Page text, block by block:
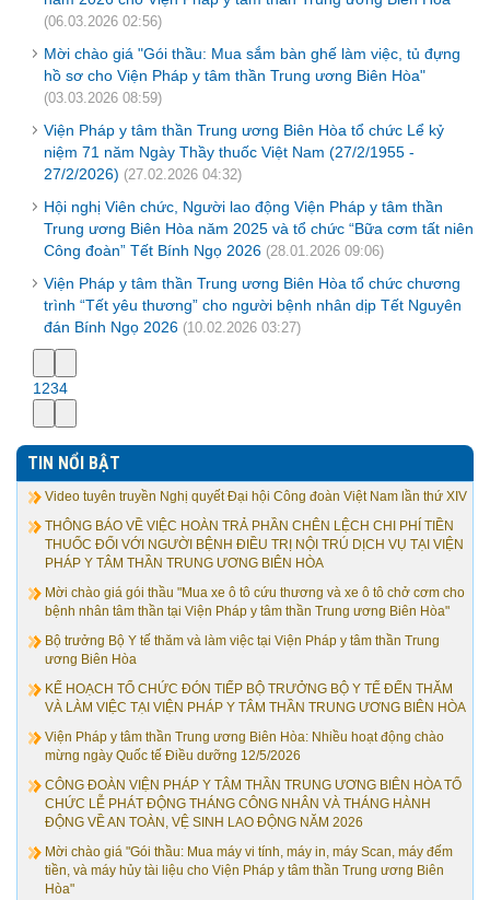
(06.03.2026 02:56)
Mời chào giá "Gói thầu: Mua sắm bàn ghế làm việc, tủ đựng
hồ sơ cho Viện Pháp y tâm thần Trung ương Biên Hòa"
(03.03.2026 08:59)
Viện Pháp y tâm thần Trung ương Biên Hòa tổ chức Lể kỷ
niệm 71 năm Ngày Thầy thuốc Việt Nam (27/2/1955 -
27/2/2026) (27.02.2026 04:32)
Hội nghị Viên chức, Người lao động Viện Pháp y tâm thần
Trung ương Biên Hòa năm 2025 và tổ chức “Bữa cơm tất niên
Công đoàn” Tết Bính Ngọ 2026 (28.01.2026 09:06)
Viện Pháp y tâm thần Trung ương Biên Hòa tổ chức chương
trình “Tết yêu thương” cho người bệnh nhân dịp Tết Nguyên
đán Bính Ngọ 2026 (10.02.2026 03:27)
1 234
TIN NỔI BẬT
Video tuyên truyền Nghị quyết Đại hội Công đoàn Việt Nam lần thứ XIV
THÔNG BÁO VỀ VIỆC HOÀN TRẢ PHẦN CHÊN LỆCH CHI PHÍ TIỀN
THUỐC ĐỐI VỚI NGƯỜI BỆNH ĐIỀU TRỊ NỘI TRÚ DỊCH VỤ TẠI VIỆN
PHÁP Y TÂM THẦN TRUNG ƯƠNG BIÊN HÒA
Mời chào giá gói thầu "Mua xe ô tô cứu thương và xe ô tô chở cơm cho
bệnh nhân tâm thần tại Viện Pháp y tâm thần Trung ương Biên Hòa"
Bộ trưởng Bộ Y tế thăm và làm việc tại Viện Pháp y tâm thần Trung
ương Biên Hòa
KẾ HOẠCH TỔ CHỨC ĐÓN TIẾP BỘ TRƯỞNG BỘ Y TẾ ĐẾN THĂM
VÀ LÀM VIỆC TẠI VIỆN PHÁP Y TÂM THẦN TRUNG ƯƠNG BIÊN HÒA
Viện Pháp y tâm thần Trung ương Biên Hòa: Nhiều hoạt động chào
mừng ngày Quốc tế Điều dưỡng 12/5/2026
CÔNG ĐOÀN VIỆN PHÁP Y TÂM THẦN TRUNG ƯƠNG BIÊN HÒA TỔ
CHỨC LỄ PHÁT ĐỘNG THÁNG CÔNG NHÂN VÀ THÁNG HÀNH
ĐỘNG VỀ AN TOÀN, VỆ SINH LAO ĐỘNG NĂM 2026
Mời chào giá "Gói thầu: Mua máy vi tính, máy in, máy Scan, máy đếm
tiền, và máy hủy tài liệu cho Viện Pháp y tâm thần Trung ương Biên
Hòa"